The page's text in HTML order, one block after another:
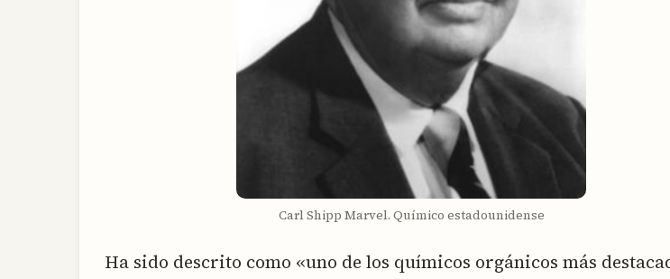
Carl Shipp Marvel. Químico estadounidense
Ha sido descrito como «uno de los químicos orgánicos más